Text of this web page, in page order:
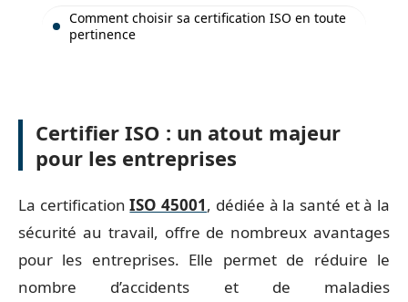
Comment choisir sa certification ISO en toute
pertinence
Certifier ISO : un atout majeur
pour les entreprises
La certificationISO 45001, dédiée à la santé et à la
sécurité au travail, offre de nombreux avantages
pour les entreprises. Elle permet de réduire le
nombre d’accidents et de maladies